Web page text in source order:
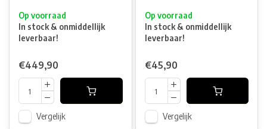
Op voorraad
In stock & onmiddellijk
leverbaar!
€449,90
Vergelijk
Op voorraad
In stock & onmiddellijk
leverbaar!
€45,90
Vergelijk